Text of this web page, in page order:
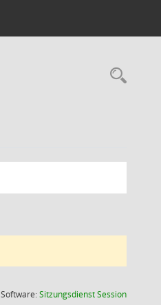
Software:SitzungsdienstSession(Wird in